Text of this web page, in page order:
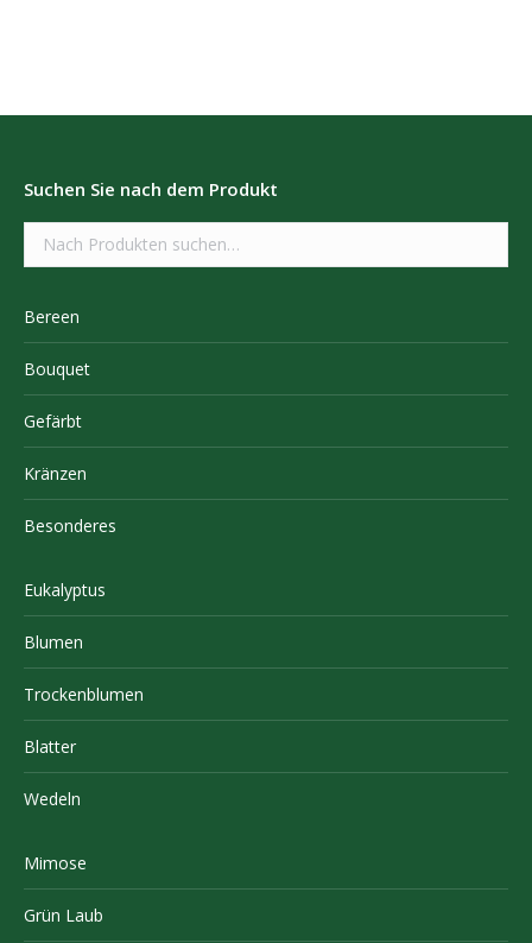
Suchen Sie nach dem Produkt
Bereen
Bouquet
Gefärbt
Kränzen
Besonderes
Eukalyptus
Blumen
Trockenblumen
Blatter
Wedeln
Mimose
Grün Laub